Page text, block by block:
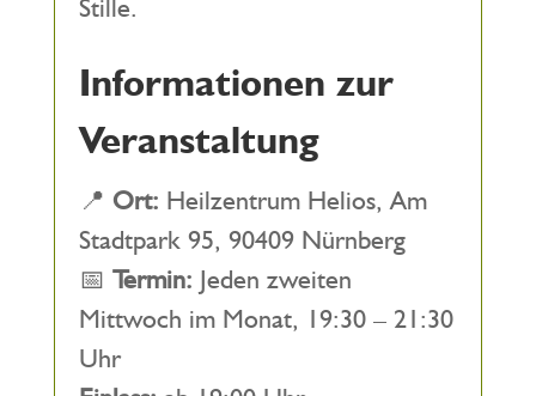
Stille.
Informationen zur
Veranstaltung
📍 Ort: Heilzentrum Helios, Am
Stadtpark 95, 90409 Nürnberg
📅 Termin: Jeden zweiten
Mittwoch im Monat, 19:30 – 21:30
Uhr